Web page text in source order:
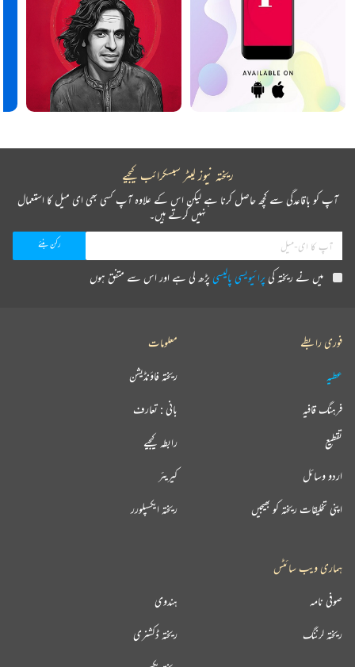
ریختہ نیوز لیٹر سبسکرائب کیجیے
آپ کو باقاعدگی سے کچھ حاصل کرنا ہے لیکن اس کے علاوہ آپ کسی بھی ای میل کا استعمال
نہیں کرتے ہیں۔
میں نے ریختہ کیپرائیویسی پالیسیپڑھ لی ہے اور اس سے متفق ہوں
فوری رابطے
عطیہ
فرہنگ قافیہ
تقطیع
اردو وسائل
اپنی تخلیقات ریختہ کو بھیجیں
معلومات
ریختہ فاؤنڈیشن
بانی : تعارف
رابطہ کیجیے
کیریئر
ریختہ ایکسپلورر
ہماری ویب سائٹس
ہندوی صوفی نامہ
ریختہ ڈکشنری ریختہ لرننگ